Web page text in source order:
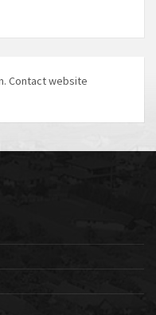
Contact website